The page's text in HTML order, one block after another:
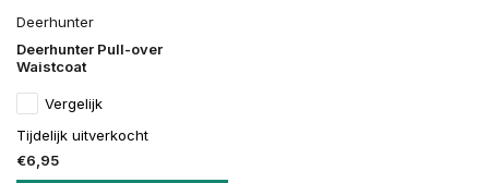
Deerhunter
Deerhunter Pull-over
Waistcoat
Vergelijk
Tijdelijk uitverkocht
€6,95